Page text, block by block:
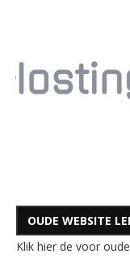
OUDE WEBSITE
Klik hier de voor